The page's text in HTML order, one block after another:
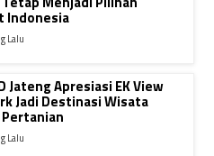
Indonesia
Lalu
Jateng Apresiasi EK View
Jadi Destinasi Wisata
Lalu